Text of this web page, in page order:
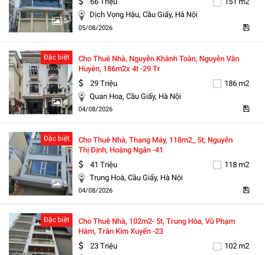
5
Dịch Vọng Hậu, Cầu Giấy, Hà Nội
05/08/2026
5
Đặc biệt
Cho Thuê Nhà, Nguyễn Khánh Toàn, Nguyễn Văn
Huyên, 186m2x 4t -29 Tr
29 Triệu
186 m2
Quan Hoa, Cầu Giấy, Hà Nội
04/08/2026
5
Đặc biệt
Cho Thuê Nhà, Thang Máy, 118m2_ 5t; Nguyễn
Thị Định, Hoàng Ngân -41
41 Triệu
118 m2
Trung Hoà, Cầu Giấy, Hà Nội
04/08/2026
Đặc biệt
Cho Thuê Nhà, 102m2- 5t, Trung Hòa, Vũ Phạm
Hàm, Trần Kim Xuyến -23
23 Triệu
102 m2